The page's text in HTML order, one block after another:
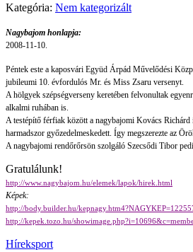
Kategória: Nem kategorizált
Nagybajom honlapja:
2008-11-10.
Péntek este a kaposvári Együd Árpád Művelődési
jubileumi 10. évfordulós Mr. és Miss Zsaru versenyt.
A hölgyek szépségverseny keretében felvonultak
alkalmi ruhában is.
A testépítő férfiak között a nagybajomi Kovács
harmadszor győzedelmeskedett. Így megszerezte az
A nagybajomi rendőrőrsön szolgáló Szecsődi Tibor
Gratulálunk!
http://www.nagybajom.hu/elemek/lapok/hirek.html
Képek:
http://body.builder.hu/
http://kepek.tozo.hu/
Híreksport